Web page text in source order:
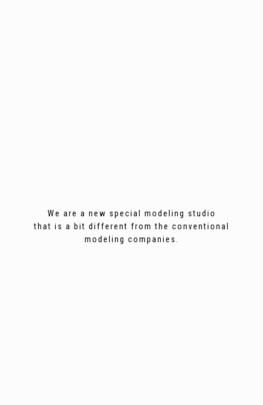
We are a new special modeling studio
that is a bit different from the conventional
modeling companies.